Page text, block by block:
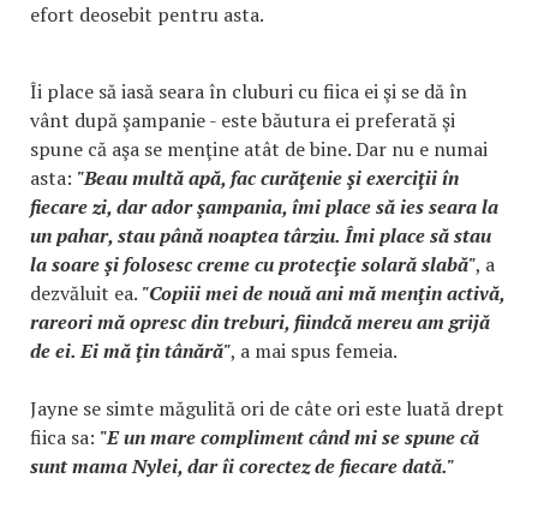
efort deosebit pentru asta.
Îi place să iasă seara în cluburi cu fiica ei şi se dă în
vânt după şampanie - este băutura ei preferată şi
spune că aşa se menţine atât de bine. Dar nu e numai
asta: "Beau multă apă, fac curăţenie şi exerciţii în
fiecare zi, dar ador şampania, îmi place să ies seara la
un pahar, stau până noaptea târziu. Îmi place să stau
la soare şi folosesc creme cu protecţie solară slabă", a
dezvăluit ea. "Copiii mei de nouă ani mă menţin activă,
rareori mă opresc din treburi, fiindcă mereu am grijă
de ei. Ei mă ţin tânără", a mai spus femeia.
Jayne se simte măgulită ori de câte ori este luată drept
fiica sa: "E un mare compliment când mi se spune că
sunt mama Nylei, dar îi corectez de fiecare dată."